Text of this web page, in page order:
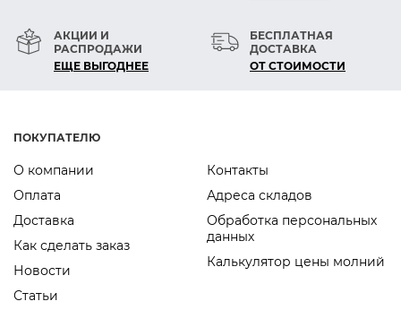
АКЦИИ И
РАСПРОДАЖИ
ЕЩЕ ВЫГОДНЕЕ
БЕСПЛАТНАЯ
ДОСТАВКА
ОТ СТОИМОСТИ
ПОКУПАТЕЛЮ
О компании
Оплата
Доставка
Как сделать заказ
Новости
Статьи
Контакты
Адреса складов
Обработка персональных
данных
Калькулятор цены молний